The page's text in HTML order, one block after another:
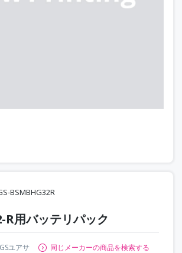
BSMBHG32R
R用バッテリパック
GSユアサ
同じメーカーの商品を検索する